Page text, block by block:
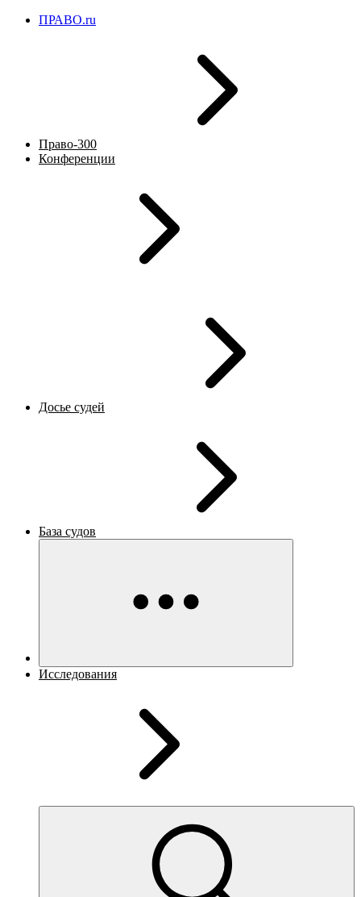
ПРАВО.ru
Право-300
Конференции
Досье судей
База судов
Исследования